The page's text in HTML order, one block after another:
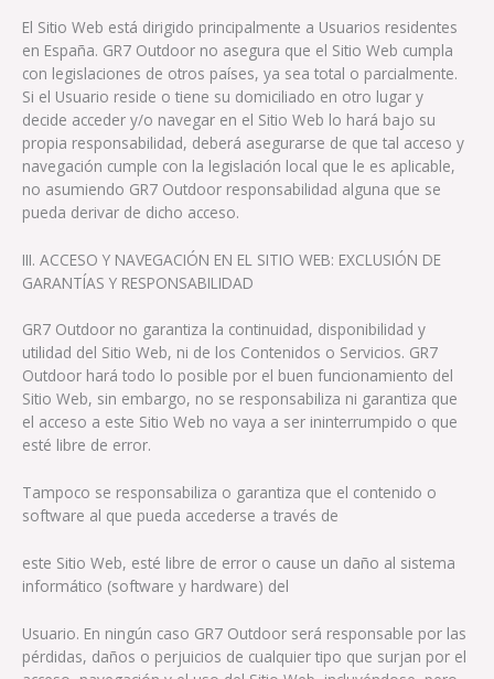
El Sitio Web está dirigido principalmente a Usuarios residentes
en España. GR7 Outdoor no asegura que el Sitio Web cumpla
con legislaciones de otros países, ya sea total o parcialmente.
Si el Usuario reside o tiene su domiciliado en otro lugar y
decide acceder y/o navegar en el Sitio Web lo hará bajo su
propia responsabilidad, deberá asegurarse de que tal acceso y
navegación cumple con la legislación local que le es aplicable,
no asumiendo GR7 Outdoor responsabilidad alguna que se
pueda derivar de dicho acceso.
III. ACCESO Y NAVEGACIÓN EN EL SITIO WEB: EXCLUSIÓN DE
GARANTÍAS Y RESPONSABILIDAD
GR7 Outdoor no garantiza la continuidad, disponibilidad y
utilidad del Sitio Web, ni de los Contenidos o Servicios. GR7
Outdoor hará todo lo posible por el buen funcionamiento del
Sitio Web, sin embargo, no se responsabiliza ni garantiza que
el acceso a este Sitio Web no vaya a ser ininterrumpido o que
esté libre de error.
Tampoco se responsabiliza o garantiza que el contenido o
software al que pueda accederse a través de
este Sitio Web, esté libre de error o cause un daño al sistema
informático (software y hardware) del
Usuario. En ningún caso GR7 Outdoor será responsable por las
pérdidas, daños o perjuicios de cualquier tipo que surjan por el